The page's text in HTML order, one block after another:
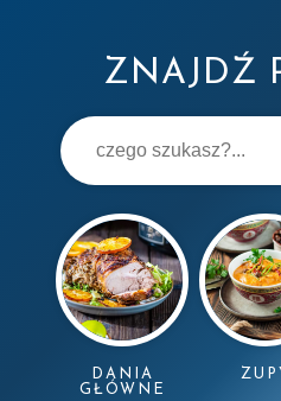
ZNAJDŹ
DANIA
GŁÓWNE